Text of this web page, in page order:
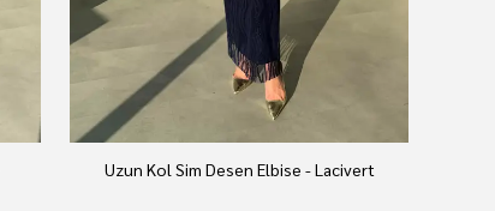
Uzun Kol Sim Desen Elbise - Lacivert